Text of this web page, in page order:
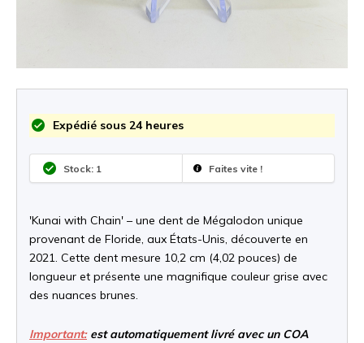
Expédié sous 24 heures
Stock: 1 Faites vite !
'Kunai with Chain' – une dent de Mégalodon unique
provenant de Floride, aux États-Unis, découverte en
2021. Cette dent mesure 10,2 cm (4,02 pouces) de
longueur et présente une magnifique couleur grise avec
des nuances brunes.
Important:est automatiquement livré avec un COA